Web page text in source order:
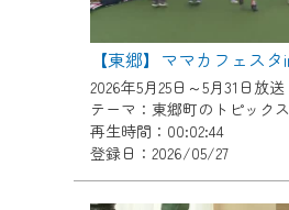
2026年5月25日～5月31日放送
テーマ：東郷町のトピックス
再生時間：00:02:44
登録日：2026/05/27
※マイペ
※MyIDと
IDはお客
（Gmail
※マイペ
※CCNet